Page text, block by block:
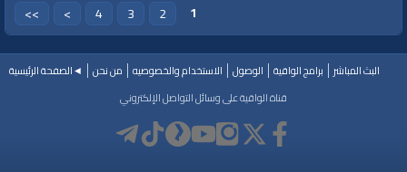
1
2
3
4
>
>>
البث المباشر برامج الواقية الوصول الاستخدام والخصوصيه من نحن
◄الصفحة الرئيسية
قناة الواقية على وسائل التواصل الإلكتروني